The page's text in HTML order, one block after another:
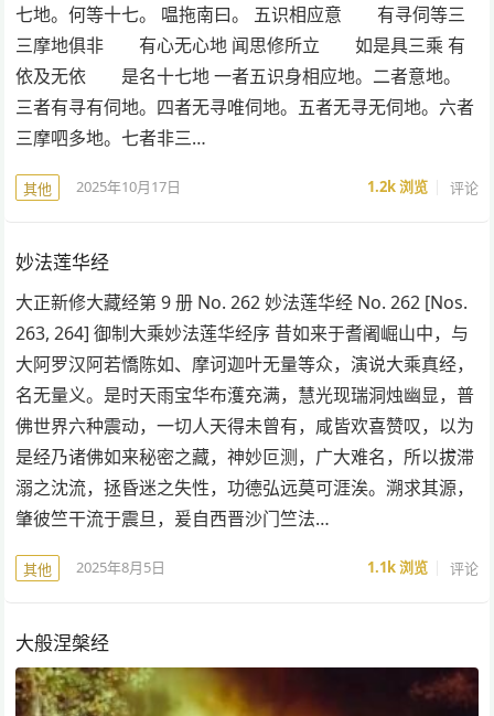
七地。何等十七。 嗢拖南曰。 五识相应意 有寻伺等三
三摩地俱非 有心无心地 闻思修所立 如是具三乘 有
依及无依 是名十七地 一者五识身相应地。二者意地。
三者有寻有伺地。四者无寻唯伺地。五者无寻无伺地。六者
三摩呬多地。七者非三…
其他 2025年10月17日 1.2k浏览 评论
妙法莲华经
大正新修大藏经第 9 册 No. 262 妙法莲华经 No. 262 [Nos.
263, 264] 御制大乘妙法莲华经序 昔如来于耆阇崛山中，与
大阿罗汉阿若憍陈如、摩诃迦叶无量等众，演说大乘真经，
名无量义。是时天雨宝华布濩充满，慧光现瑞洞烛幽显，普
佛世界六种震动，一切人天得未曾有，咸皆欢喜赞叹，以为
是经乃诸佛如来秘密之藏，神妙叵测，广大难名，所以拔滞
溺之沈流，拯昏迷之失性，功德弘远莫可涯涘。溯求其源，
肇彼竺干流于震旦，爰自西晋沙门竺法…
其他 2025年8月5日 1.1k浏览 评论
大般涅槃经